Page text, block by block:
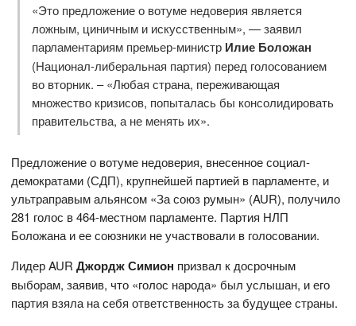
«Это предложение о вотуме недоверия является
ложным, циничным и искусственным», — заявил
парламентариям премьер-министр Илие Боложан
(Национал-либеральная партия) перед голосованием
во вторник. – «Любая страна, переживающая
множество кризисов, попыталась бы консолидировать
правительства, а не менять их».
Предложение о вотуме недоверия, внесенное социал-
демократами (СДП), крупнейшей партией в парламенте, и
ультраправым альянсом «За союз румын» (AUR), получило
281 голос в 464-местном парламенте. Партия НЛП
Боложана и ее союзники не участвовали в голосовании.
Лидер AURДжордж Симион призвал к досрочным
выборам, заявив, что «голос народа» был услышан, и его
партия взяла на себя ответственность за будущее страны.